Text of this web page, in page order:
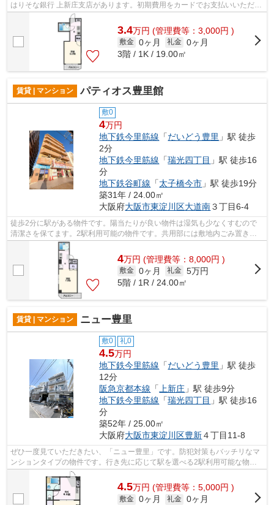
はりそな銀行 上新庄支店があります。初期費用をカードでお支払いいただけ
るので、カードで決済したい方にもお...
3.4万円 (管理費等：3,000円 )
敷金 0ヶ月 礼金 0ヶ月
3階 / 1K / 19.00㎡
賃貸 | マンション パティオス豊里館
敷0
4万円
地下鉄今里筋線 「だいどう豊里 」駅 徒歩
2分
地下鉄今里筋線 「瑞光四丁目 」駅 徒歩16
分
地下鉄谷町線 「太子橋今市 」駅 徒歩19分
築31年 / 24.00㎡
大阪府大阪市東淀川区大道南３丁目6-4
徒歩2分に駅がある物件です。陽当たりが良い物件は湿気も少なくすむので
清潔さを保てます。2駅利用可能の物件です。共用部には敷地内ごみ置き
場・エレベータなどが揃っております。遮...
4万円 (管理費等：8,000円 )
敷金 0ヶ月 礼金 5万円
5階 / 1R / 24.00㎡
賃貸 | マンション ニュー豊里
敷0 礼0
4.5万円
地下鉄今里筋線 「だいどう豊里 」駅 徒歩
12分
阪急京都本線 「 上新庄 」駅 徒歩9分
地下鉄今里筋線 「瑞光四丁目 」駅 徒歩16
分
築52年 / 25.00㎡
大阪府大阪市東淀川区豊新４丁目11-8
ぜひ一度見ていただきたい、「ニュー豊里」です。防犯対策もバッチリなマ
ンションタイプの物件です。行き先に応じて駅を選べる2駅利用可能な物件
です。耐震性など確かな信頼を得るのが...
4.5万円 (管理費等：5,000円 )
敷金 0ヶ月 礼金 0ヶ月